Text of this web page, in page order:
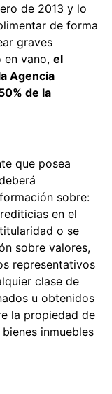
de 2013 y lo
de forma
graves
en vano, el
Agencia
de la
que posea
sobre:
en el
o se
sobre valores,
representativos
clase de
u obtenidos
la propiedad de
inmuebles